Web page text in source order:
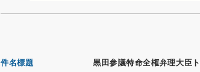
件名標題 黒田参議特命全権弁理大臣